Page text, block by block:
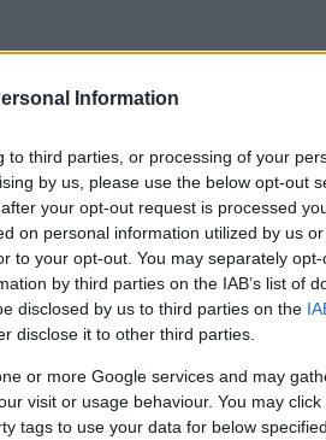
Information
to third parties, or processing of your
by us, please use the below opt-out
your opt-out request is processed
on personal information utilized by us
to your opt-out. You may separately
by third parties on the IAB’s list of
disclosed by us to third parties on the
disclose it to other third parties.
or more Google services and may
visit or usage behaviour. You may
tags to use your data for below
το λογαριασμό – 7
μέσω του Εξοικονομώ 2025
περίπτωση, μέσω της
κατοικίας που θα